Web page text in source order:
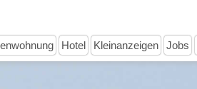
Hotel Kleinanzeigen Jobs